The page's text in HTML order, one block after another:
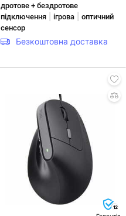
дротове + бездротове
підключення
ігрова
оптичний
сенсор
Безкоштовна доставка
12